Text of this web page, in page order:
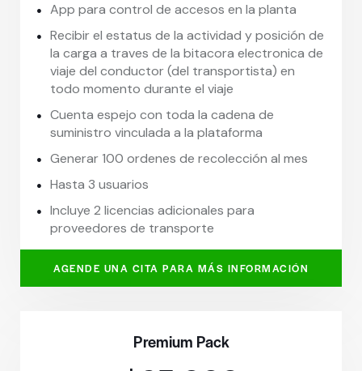
App para control de accesos en la planta
Recibir el estatus de la actividad y posición de
la carga a traves de la bitacora electronica de
viaje del conductor (del transportista) en
todo momento durante el viaje
Cuenta espejo con toda la cadena de
suministro vinculada a la plataforma
Generar 100 ordenes de recolección al mes
Hasta 3 usuarios
Incluye 2 licencias adicionales para
proveedores de transporte
AGENDE UNA CITA PARA MÁS INFORMACIÓN
Premium Pack